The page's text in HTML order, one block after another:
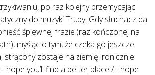
po raz kolejny przemycając
do muzyki Trupy. Gdy słuchacz da
śpiewnej frazie (raz kończonej na
myśląc o tym, że czeka go jeszcze
strącony zostaje na ziemię ironicznie
hope you’ll find a better place / I hope